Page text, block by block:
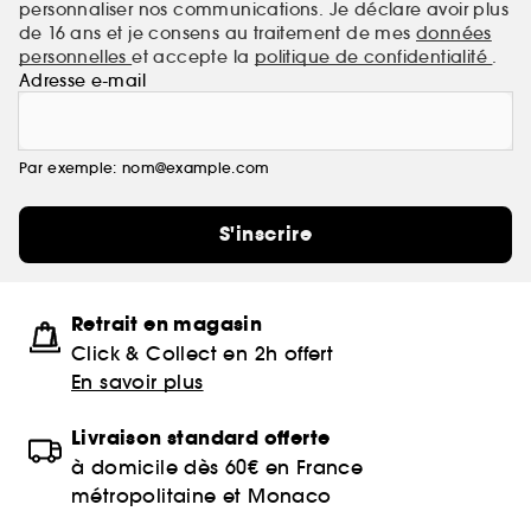
personnaliser nos communications. Je déclare avoir plus
de 16 ans et je consens au traitement de mes données
personnelleset accepte la politique de confidentialité .
Adresse e-mail
Par exemple: nom@example.com
S'inscrire
Retrait en magasin
Click & Collect en 2h offert
En savoir plus
Livraison standard offerte
à domicile dès 60€ en France
métropolitaine et Monaco